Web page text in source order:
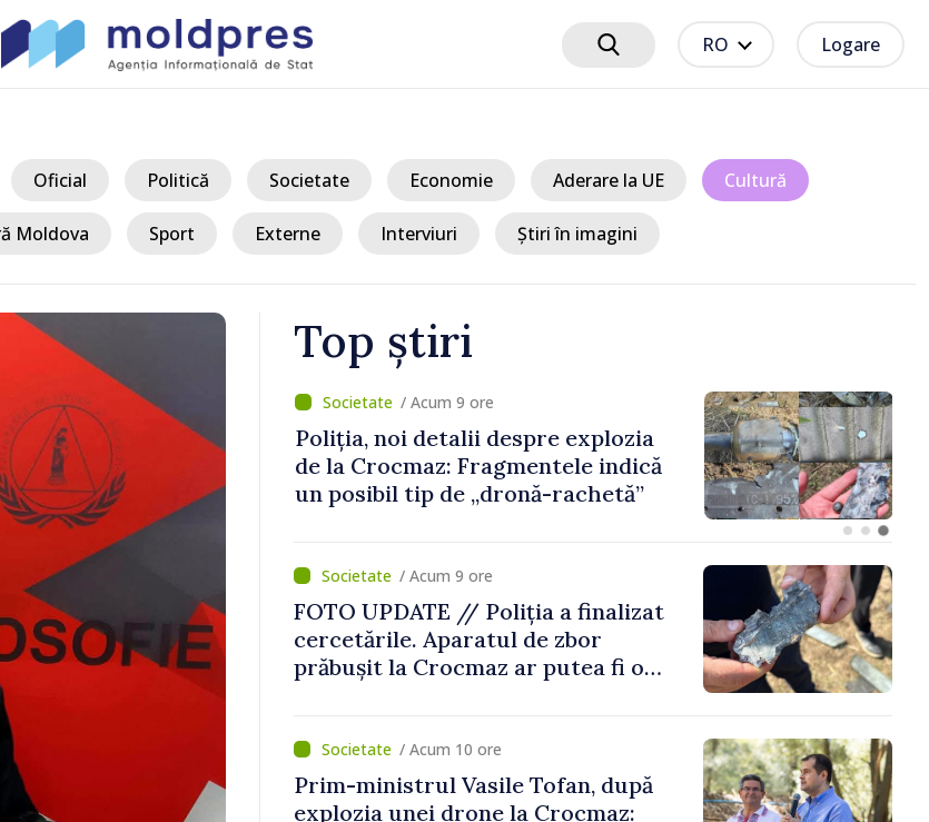
RO Logare
Oficial Politică Societate Economie Aderare la UE Cultură
Moldova Sport Externe Interviuri Știri în imagini
Top știri
/ Acum 9 ore
Poliția, noi detalii despre explozia
de la Crocmaz: Fragmentele indică
un posibil tip de „dronă-rachetă”
/ Acum 9 ore
FOTO UPDATE // Poliția a finalizat
cercetările. Aparatul de zbor
prăbușit la Crocmaz ar putea fi o
/ Acum 10 ore
Prim-ministrul Vasile Tofan, după
explozia unei drone la Crocmaz: